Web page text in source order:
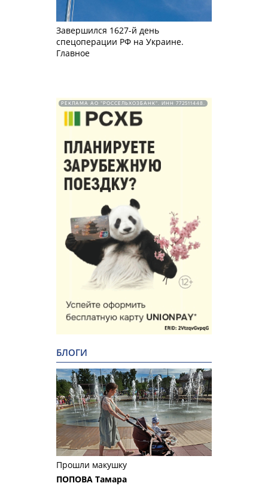
Завершился 1627-й день
спецоперации РФ на Украине.
Главное
РЕКЛАМА АО "РОССЕЛЬХОЗБАНК". ИНН 772511448.
БЛОГИ
Прошли макушку
ПОПОВА Тамара